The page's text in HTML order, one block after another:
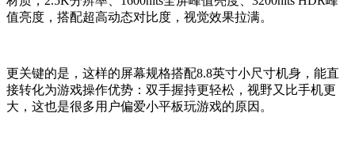
值亮度，搭配超高动态对比度，视觉效果拉满。
更关键的是，这样的屏幕规格搭配8.8英寸小尺寸机身，能直
接转化为游戏操作优势：双手握持更轻松，视野又比手机更
大，这也是很多用户偏爱小平板玩游戏的原因。